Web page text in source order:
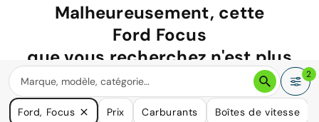
Malheureusement, cette
Ford Focus
que vous recherchez n'est plus
disponible.
Nous avons de nombreuses voitures qui pourraient répondre
à vos besoins.
2
Ford, Focus Prix Carburants Boîtes de vitesse